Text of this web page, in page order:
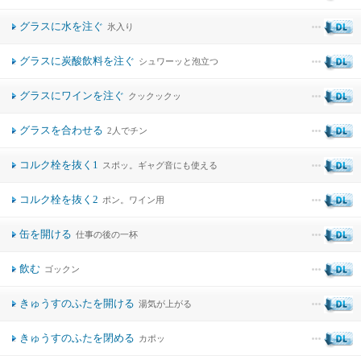
グラスに水を注ぐ 氷入り
グラスに炭酸飲料を注ぐ シュワーッと泡立つ
グラスにワインを注ぐ クックックッ
グラスを合わせる 2人でチン
コルク栓を抜く1 スポッ。ギャグ音にも使える
コルク栓を抜く2 ポン。ワイン用
缶を開ける 仕事の後の一杯
飲む ゴックン
きゅうすのふたを開ける 湯気が上がる
きゅうすのふたを閉める カポッ